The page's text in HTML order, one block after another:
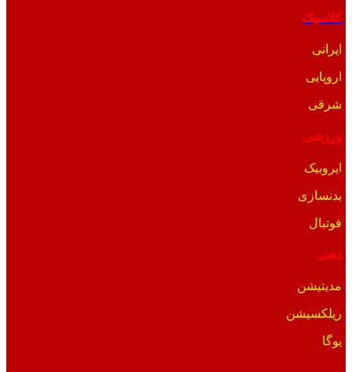
کلاسیک
ایرانی
اروپایی
شرقی
ورزشی
ایروبیک
بدنسازی
فوتبال
ذهنی
مدیتیشن
ریلکسیشن
یوگا